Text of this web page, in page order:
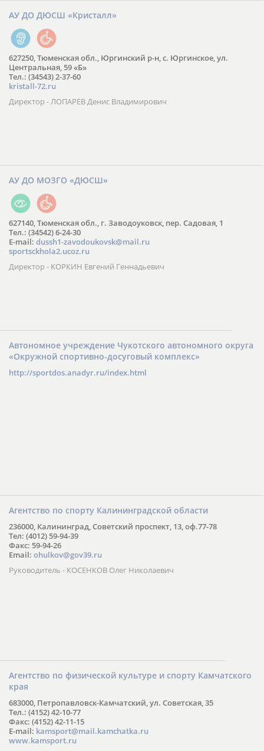
АУ ДО ДЮСШ «Кристалл»
627250, Тюменская обл., Юргинский р-н, с. Юргинское, ул.
Центральная, 59 «Б»
Тел.: (34543) 2-37-60
kristall-72.ru
Директор - ЛОПАРЕВ Денис Владимирович
АУ ДО МОЗГО «ДЮСШ»
627140, Тюменская обл., г. Заводоуковск, пер. Садовая, 1
Тел.: (34542) 6-24-30
​E-mail: dussh1-zavodoukovsk@mail.ru
sportsckhola2.ucoz.ru
Директор - КОРКИН Евгений Геннадьевич
Автономное учреждение Чукотского автономного округа
«Окружной спортивно-досуговый комплекс»
http://sportdos.anadyr.ru/index.html
Агентство по спорту Калининградской области
236000, Калининград, Советский проспект, 13, оф.77-78
Тел: (4012) 59-94-39
Факс: 59-94-26
Email: ohulkov@gov39.ru
Руководитель - КОСЕНКОВ Олег Николаевич
Агентство по физической культуре и спорту Камчатского
края
683000, Петропавловск-Камчатский, ул. Советская, 35
Тел.: (4152) 42-10-77
Факс: (4152) 42-11-15
E-mail: kamsport@mail.kamchatka.ru
www.kamsport.ru